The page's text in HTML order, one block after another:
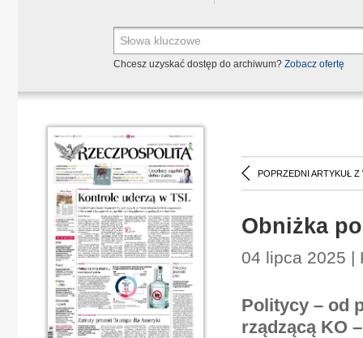
Chcesz uzyskać dostęp do archiwum? Zobacz ofertę
POPRZEDNI ARTYKUŁ Z
Obniżka
04 lipca 2025 |
Politycy – od
rządzącą KO